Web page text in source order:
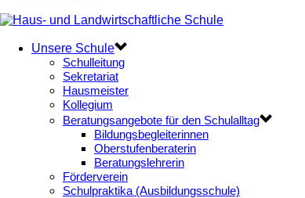
Unsere Schule
Schulleitung
Sekretariat
Hausmeister
Kollegium
Beratungsangebote für den Schulalltag
Bildungsbegleiterinnen
Oberstufenberaterin
Beratungslehrerin
Förderverein
Schulpraktika (Ausbildungsschule)